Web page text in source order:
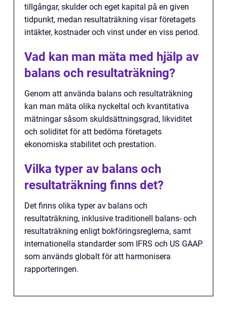
tillgångar, skulder och eget kapital på en given
tidpunkt, medan resultaträkning visar företagets
intäkter, kostnader och vinst under en viss period.
Vad kan man mäta med hjälp av
balans och resultaträkning?
Genom att använda balans och resultaträkning
kan man mäta olika nyckeltal och kvantitativa
mätningar såsom skuldsättningsgrad, likviditet
och soliditet för att bedöma företagets
ekonomiska stabilitet och prestation.
Vilka typer av balans och
resultaträkning finns det?
Det finns olika typer av balans och
resultaträkning, inklusive traditionell balans- och
resultaträkning enligt bokföringsreglerna, samt
internationella standarder som IFRS och US GAAP
som används globalt för att harmonisera
rapporteringen.